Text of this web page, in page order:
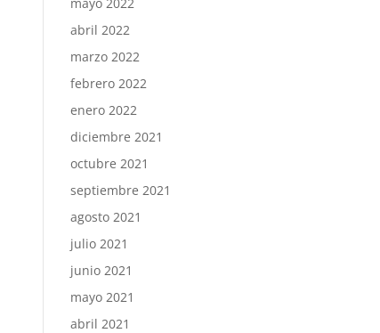
abril 2022
marzo 2022
febrero 2022
enero 2022
diciembre 2021
octubre 2021
septiembre 2021
agosto 2021
julio 2021
junio 2021
mayo 2021
abril 2021